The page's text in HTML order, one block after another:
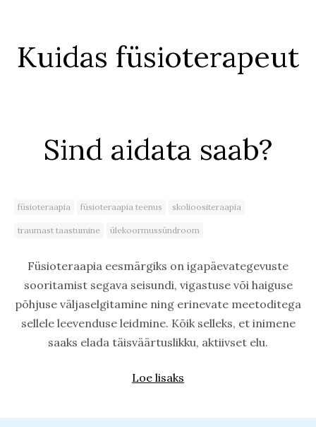
Kuidas füsioterapeut
Sind aidata saab?
füsioteraapia füsioteraapia teenus skolioositeraapia
traumast taastumine ülekoormussündroom
Füsioteraapia eesmärgiks on igapäevategevuste
sooritamist segava seisundi, vigastuse või haiguse
põhjuse väljaselgitamine ning erinevate meetoditega
sellele leevenduse leidmine. Kõik selleks, et inimene
saaks elada täisväärtuslikku, aktiivset elu.
Loe lisaks